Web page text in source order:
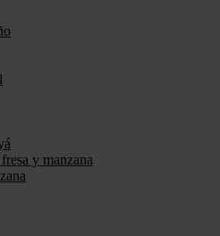
y manzana